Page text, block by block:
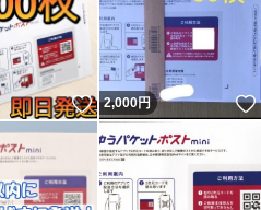
いいね！
2,000円